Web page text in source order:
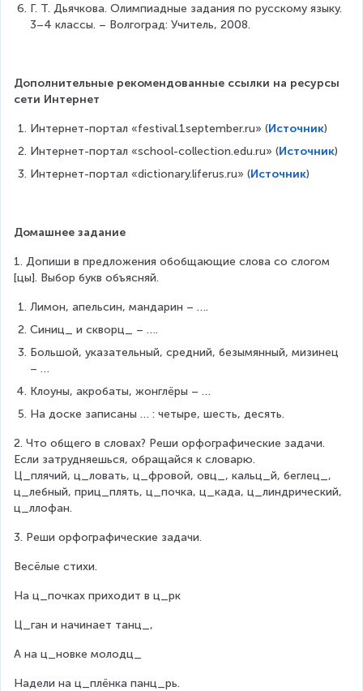
Г. Т. Дьячкова. Олимпиадные задания по русскому языку.
3–4 классы. – Волгоград: Учитель, 2008.
Дополнительные рекомендованные ссылки на ресурсы
сети Интернет
Интернет-портал «festival.1september.ru» (Источник)
Интернет-портал «school-collection.edu.ru» (Источник)
Интернет-портал «dictionary.liferus.ru» (Источник)
Домашнее задание
1. Допиши в предложения обобщающие слова со слогом
[цы]. Выбор букв объясняй.
Лимон, апельсин, мандарин – ….
Синиц_ и скворц_ – ….
Большой, указательный, средний, безымянный, мизинец
– …
Клоуны, акробаты, жонглёры – …
На доске записаны … : четыре, шесть, десять.
2. Что общего в словах? Реши орфографические задачи.
Если затрудняешься, обращайся к словарю.
Ц_плячий, ц_ловать, ц_фровой, овц_, кальц_й, беглец_,
ц_лебный, приц_плять, ц_почка, ц_када, ц_линдрический,
ц_ллофан.
3. Реши орфографические задачи.
Весёлые стихи.
На ц_почках приходит в ц_рк
Ц_ган и начинает танц_,
А на ц_новке молодц_
Надели на ц_плёнка панц_рь.